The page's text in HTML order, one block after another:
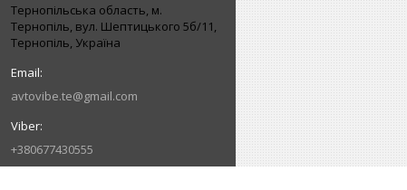
Тернопільська область, м.
Тернопіль, вул. Шептицького 5б/11,
Тернопіль, Україна
avtovibe.te@gmail.com
+380677430555